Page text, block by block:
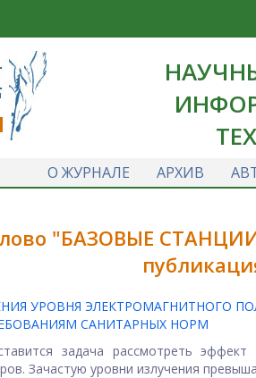
О ЖУРНАЛЕ
АРХИВ
"БАЗОВЫЕ
УРОВНЯ ЭЛЕКТРОМАГНИТНОГО
САНИТАРНЫХ НОРМ
задача рассмотреть эффект
Зачастую уровни излучения